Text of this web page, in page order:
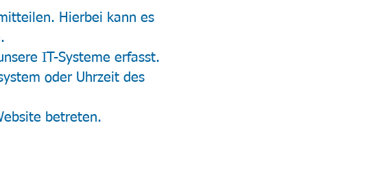
Hierbei kann es
IT-Systeme erfasst.
oder Uhrzeit des
betreten.